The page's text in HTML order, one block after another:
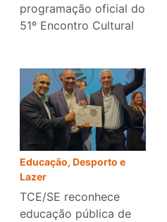
programação oficial do
51º Encontro Cultural
Educação, Desporto e
Lazer
TCE/SE reconhece
educação pública de